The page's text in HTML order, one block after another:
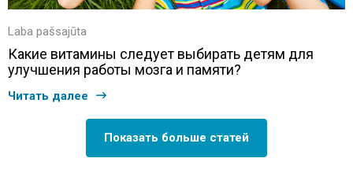
Laba pašsajūta
Какие витамины следует выбирать детям для
улучшения работы мозга и памяти?
Читать далее
Показать больше статей